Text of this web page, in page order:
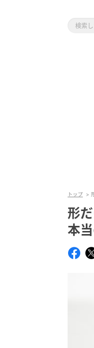
トップ
形
本